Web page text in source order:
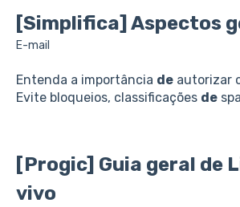
[Simplifica] Aspectos
E-mail
Entenda a importância deautorizar
Evite bloqueios, classificações de
[Progic] Guia geral de
vivo